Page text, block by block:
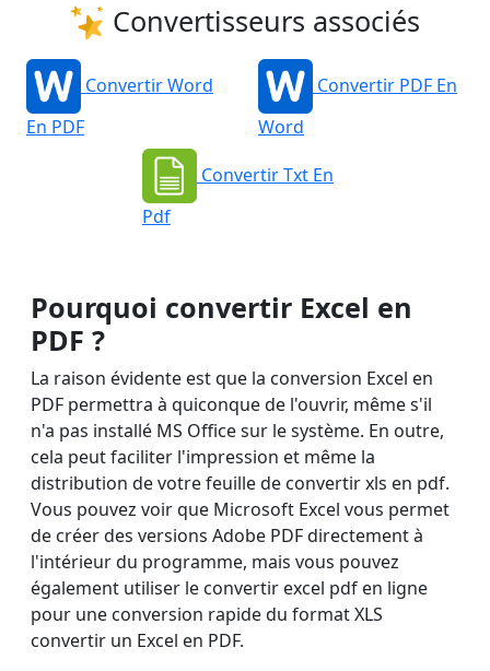
Convertisseurs associés
Convertir Word
En PDF
Convertir PDF En
Word
Convertir Txt En
Pdf
Pourquoi convertir Excel en
PDF ?
La raison évidente est que la conversion Excel en
PDF permettra à quiconque de l'ouvrir, même s'il
n'a pas installé MS Office sur le système. En outre,
cela peut faciliter l'impression et même la
distribution de votre feuille de convertir xls en pdf.
Vous pouvez voir que Microsoft Excel vous permet
de créer des versions Adobe PDF directement à
l'intérieur du programme, mais vous pouvez
également utiliser le convertir excel pdf en ligne
pour une conversion rapide du format XLS
convertir un Excel en PDF.